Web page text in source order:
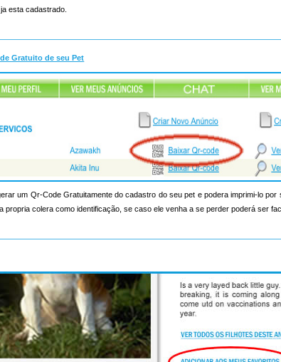
esta cadastrado.
Gratuito de seu Pet
um Qr-Code Gratuitamente do cadastro do seu pet e podera imprimi-lo por
propria colera como identificação, se caso ele venha a se perder poderá ser